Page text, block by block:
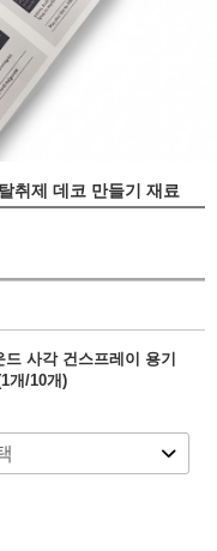
취제 데코 만들기 재료
사각 건스프레이 용기
개/10개)